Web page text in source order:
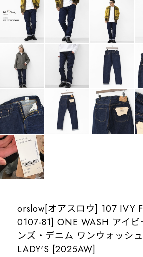
orslow[オアスロウ] 107 IVY
0107-81] ONE WASH アイ
ンズ・デニム ワンウォッシ
LADY'S [2025AW]